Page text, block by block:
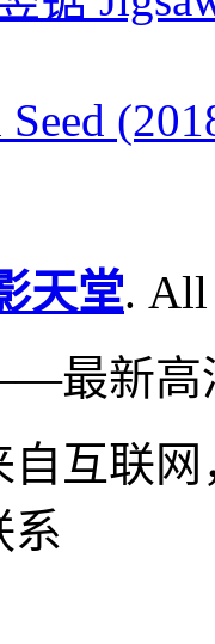
天堂. All
最新高
互联
系